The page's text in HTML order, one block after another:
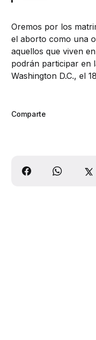
Oremos por los
el aborto como una
aquellos que viven
podrán participar en
Washington D.C., el
Comparte